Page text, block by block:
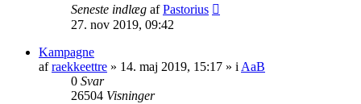
Seneste indlæg afPastorius
27. nov 2019, 09:42
Kampagne
afraekkeettre » 14. maj 2019, 15:17 » i AaB
0 Svar
26504 Visninger